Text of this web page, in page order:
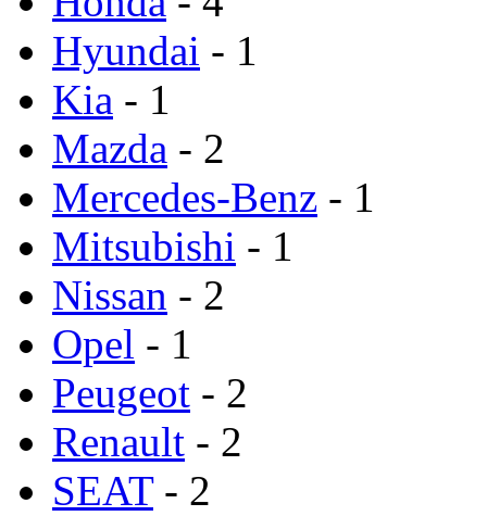
Hyundai - 1
Kia - 1
Mazda - 2
Mercedes-Benz - 1
Mitsubishi - 1
Nissan - 2
Opel - 1
Peugeot - 2
Renault - 2
SEAT- 2